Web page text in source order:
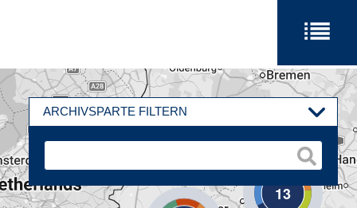
ARCHIVSPARTE FILTERN
13